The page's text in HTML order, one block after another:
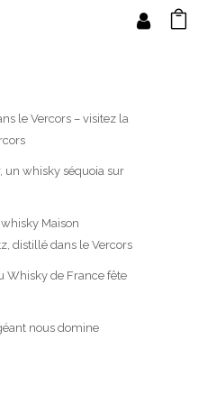
le Vercors – visitez la
un whisky séquoia sur
whisky Maison
distillé dans le Vercors
Whisky de France fête
nous domine